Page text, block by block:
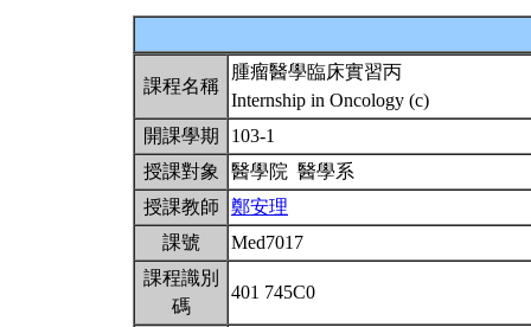
課程名稱
腫瘤醫學臨床實習丙
Internship in Oncology (c)
開課學期
103-1
授課對象
醫學院 醫學系
授課教師
鄭安理
課號
Med7017
課程識別
碼
401 745C0